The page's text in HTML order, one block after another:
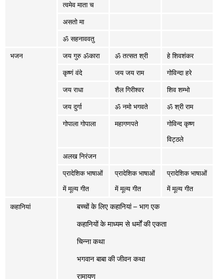
त्वमेव माता च
असतो मा
ॐ सहनाववतु
भजन
जय गुरु ॐकारा ॐ तत्सत श्री
हे शिवशंकर
कृष्णं वंदे
जय जय राम
गोविन्दा हरे
जय राधा
शैल गिरीश्वर
शिव शम्भो
जय दुर्गा
ॐ नमो भगवते
ॐ श्री राम
गोपाला गोपाला
महागणपते
गोविन्द कृष्ण
विट्ठले
अलख निरंजन
प्रादेशिक भाषाओं
में मूल्य गीत
प्रादेशिक भाषाओं
में मूल्य गीत
प्रादेशिक भाषाओं
में मूल्य गीत
कहानियां
बच्चों के लिए कहानियां – भाग एक
कहानियों के माध्यम से धर्मों की एकता
चिन्ना कथा
भगवान बाबा की जीवन कथा
रामायण